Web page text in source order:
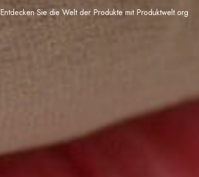
Entdecken Sie die Welt der Produkte mit Produktwelt.org